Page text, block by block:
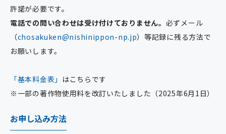
許諾が必要です。
電話での問い合わせは受け付けておりません。 必ずメール
（chosakuken@nishinippon-np.jp）等記録に残る方法で
お願いします。
「基本料金表」 はこちらです
※一部の著作物使用料を改訂いたしました（2025年6月1日）
お申し込み方法